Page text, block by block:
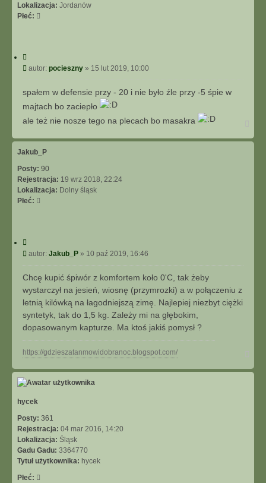
Lokalizacja: Jordanów
Płeć:
y
j
P
s
autor: pocieszny » 15 lut 2019, 10:00
spałem w defensie przy - 20 i nie było źle przy -5 śpie w
majtach bo zaciepło
ale też nie nosze tego na plecach bo masakra
g
Jakub_P
Posty: 90
Rejestracja: 19 wrz 2018, 22:24
Lokalizacja: Dolny śląsk
Płeć:
y
j
P
o
s
autor: Jakub_P » 10 paź 2019, 16:46
Chcę kupić śpiwór z komfortem koło 0'C, tak żeby
wystarczył na jesień, wiosnę (przymrozki) a w połączeniu z
letnią kilówką na łagodniejszą zimę. Najlepiej niezbyt ciężki
syntetyk, tak do 1,5 kg. Zależy mi na głębokim,
dopasowanym kapturze. Ma ktoś jakiś pomysł ?
https://gdzieszatanmowidobranoc.blogspot.com/
g
hycek
Posty: 361
Rejestracja: 04 mar 2016, 14:20
Lokalizacja: Śląsk
Gadu Gadu: 3364770
Tytuł użytkownika: hycek
Płeć: